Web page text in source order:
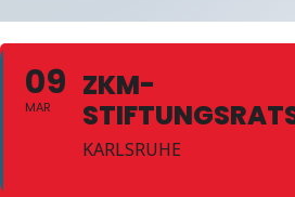
09
MAR
ZKM-
KARLSRUHE